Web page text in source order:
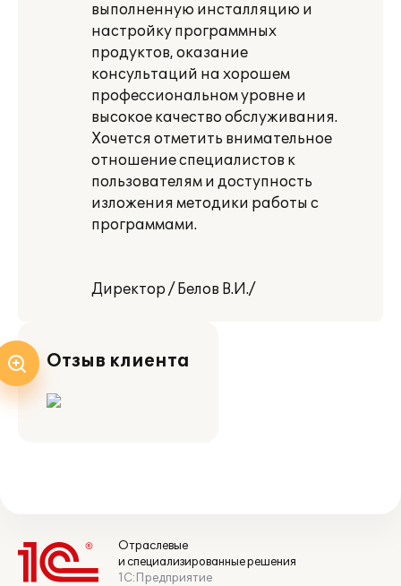
выполненную инсталляцию и
настройку программных
продуктов, оказание
консультаций на хорошем
профессиональном уровне и
высокое качество обслуживания.
Хочется отметить внимательное
отношение специалистов к
пользователям и доступность
изложения методики работы с
программами.
Директор / Белов В.И./
Отзыв клиента
Отраслевые
и специализированные решения
1С:Предприятие